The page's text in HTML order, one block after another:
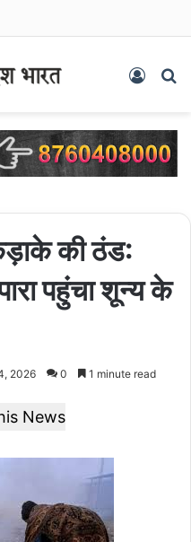
Log In
की ठंड:
पहुंचा शून्य के
2026 0 1 minute read
News